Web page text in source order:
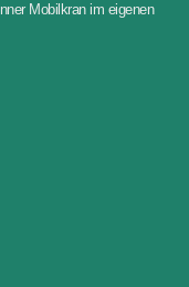
Mobilkran im eigenen